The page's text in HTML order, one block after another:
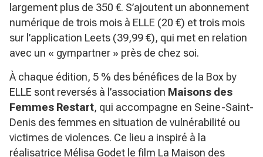
largement plus de 350 €. S’ajoutent un abonnement
numérique de trois mois à ELLE (20 €) et trois mois
sur l’application Leets (39,99 €), qui met en relation
avec un « gympartner » près de chez soi.
À chaque édition, 5 % des bénéfices de la Box by
ELLE sont reversés à l’association Maisons des
Femmes Restart, qui accompagne en Seine-Saint-
Denis des femmes en situation de vulnérabilité ou
victimes de violences. Ce lieu a inspiré à la
réalisatrice Mélisa Godet le film La Maison des